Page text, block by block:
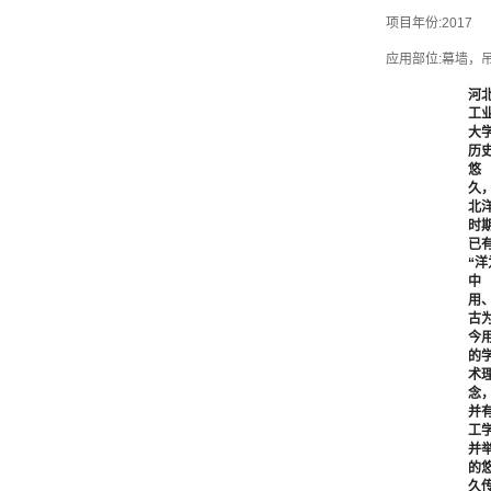
项目年份:2017
应用部位:幕墙，
河
工
大
历
悠
久，
北
时
已
“洋
中
用、
古
今
的
术
念，
并
工
并
的
久